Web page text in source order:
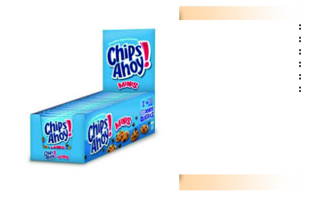
:
:
:
:
:
: